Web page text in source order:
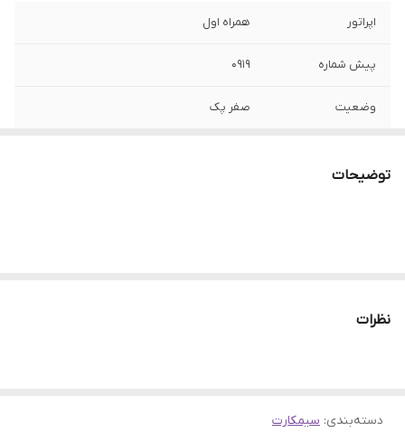
اپراتور همراه اول
پیش شماره 0919
وضعیت صفر پک
توضیحات
نظرات
دسته‌بندی: سیمکارت